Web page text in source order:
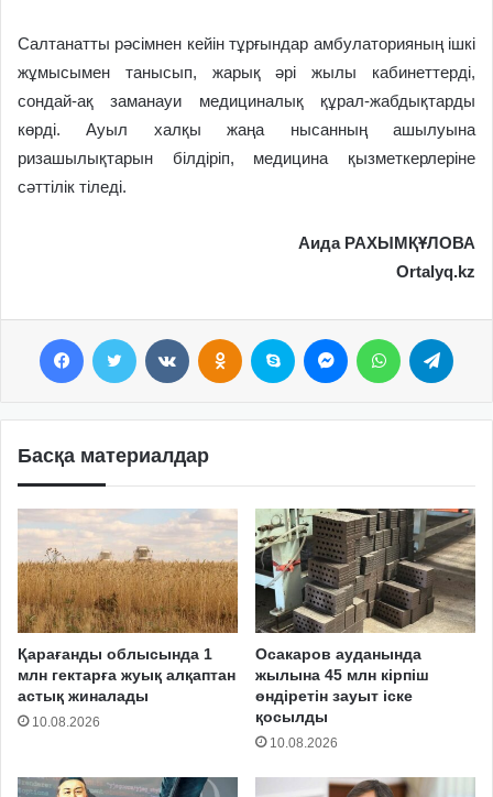
Салтанатты рәсімнен кейін тұрғындар амбулаторияның ішкі
жұмысымен танысып, жарық әрі жылы кабинеттерді,
сондай-ақ заманауи медициналық құрал-жабдықтарды
көрді. Ауыл халқы жаңа нысанның ашылуына
ризашылықтарын білдіріп, медицина қызметкерлеріне
сәттілік тіледі.
Аида РАХЫМҚҰЛОВА
Ortalyq.kz
Басқа материалдар
Қарағанды облысында 1
млн гектарға жуық алқаптан
астық жиналады
10.08.2026
Осакаров ауданында
жылына 45 млн кірпіш
өндіретін зауыт іске
қосылды
10.08.2026